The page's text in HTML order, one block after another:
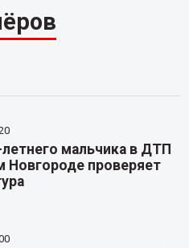
летнего мальчика в ДТП
Новгороде проверяет